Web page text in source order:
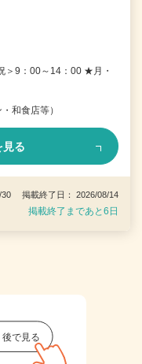
＞9：00～14：00 ★月・
和食店等）
見る
30 掲載終了日： 2026/08/14
掲載終了まであと6日